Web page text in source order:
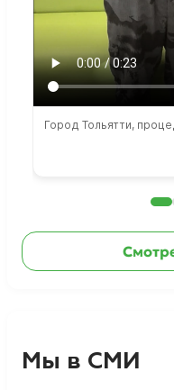
Город Тольятти,
Мы в СМИ